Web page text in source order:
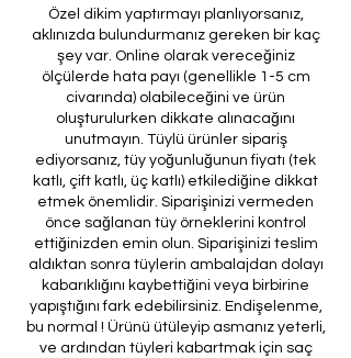
Özel dikim yaptırmayı planlıyorsanız,
aklınızda bulundurmanız gereken bir kaç
şey var. Online olarak vereceğiniz
ölçülerde hata payı (genellikle 1-5 cm
civarında) olabileceğini ve ürün
oluşturulurken dikkate alınacağını
unutmayın. Tüylü ürünler sipariş
ediyorsanız, tüy yoğunluğunun fiyatı (tek
katlı, çift katlı, üç katlı) etkilediğine dikkat
etmek önemlidir. Siparişinizi vermeden
önce sağlanan tüy örneklerini kontrol
ettiğinizden emin olun. Siparişinizi teslim
aldıktan sonra tüylerin ambalajdan dolayı
kabarıklığını kaybettiğini veya birbirine
yapıştığını fark edebilirsiniz. Endişelenme,
bu normal ! Ürünü ütüleyip asmanız yeterli,
ve ardından tüyleri kabartmak için saç